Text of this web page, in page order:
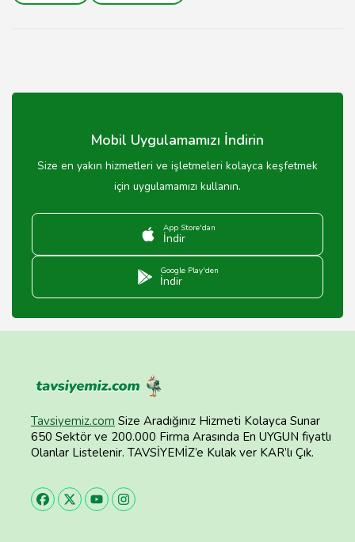
Mobil Uygulamamızı İndirin
Size en yakın hizmetleri ve işletmeleri kolayca keşfetmek
için uygulamamızı kullanın.
App Store'dan
İndir
Google Play'den
İndir
Tavsiyemiz.com Size Aradığınız Hizmeti Kolayca Sunar
650 Sektör ve 200.000 Firma Arasında En UYGUN fiyatlı
Olanlar Listelenir. TAVSİYEMİZ’e Kulak ver KAR’lı Çık.